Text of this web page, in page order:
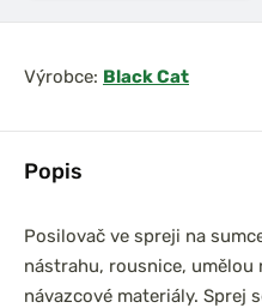
Popis
Posilovač ve spreji na
nástrahu, rousnice,
návazcové materiály. Sprej
Výrobce: Black Cat